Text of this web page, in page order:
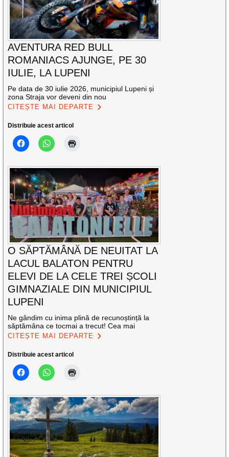
AVENTURA RED BULL
ROMANIACS AJUNGE, PE 30
IULIE, LA LUPENI
Pe data de 30 iulie 2026, municipiul Lupeni și
zona Straja vor deveni din nou
CITEȘTE MAI DEPARTE
Distribuie acest articol
O SĂPTĂMÂNĂ DE NEUITAT LA
LACUL BALATON PENTRU
ELEVI DE LA CELE TREI ȘCOLI
GIMNAZIALE DIN MUNICIPIUL
LUPENI
Ne gândim cu inima plină de recunoștință la
săptămâna ce tocmai a trecut! Cea mai
CITEȘTE MAI DEPARTE
Distribuie acest articol